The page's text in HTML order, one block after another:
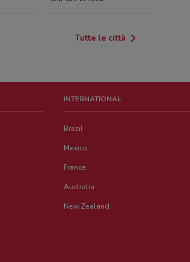
Tutte le città
INTERNATIONAL
Brazil
Mexico
France
Australia
New Zealand